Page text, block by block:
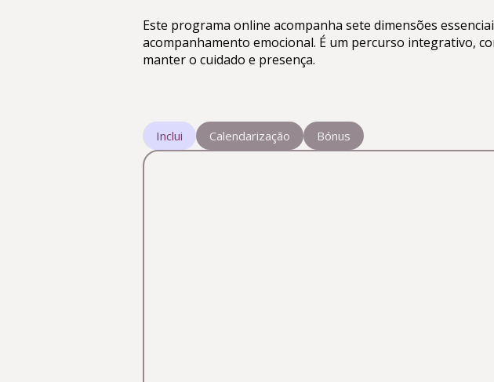
Este programa online acompanha sete dimensões
acompanhamento emocional. É um percurso integrativo,
manter o cuidado e presença.
Inclui Calendarização Bónus